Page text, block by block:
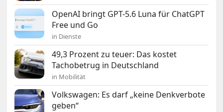
OpenAI bringt GPT-5.6 Luna für ChatGPT
Free und Go
in Dienste
49,3 Prozent zu teuer: Das kostet
Tachobetrug in Deutschland
in Mobilität
Volkswagen: Es darf „keine Denkverbote
geben“